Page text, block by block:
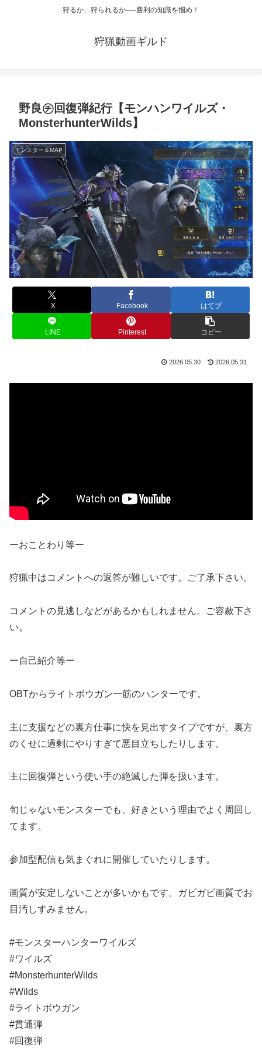
狩るか、狩られるか──勝利の知識を掴め！
狩猟動画ギルド
野良㋠回復弾紀行【モンハンワイルズ・
MonsterhunterWilds】
モンスター＆MAP
X Facebook はてブ
LINE Pinterest コピー
2026.05.30 2026.05.31
ーおことわり等ー
狩猟中はコメントへの返答が難しいです。ご了承下さい。
コメントの見逃しなどがあるかもしれません。ご容赦下さ
い。
ー自己紹介等ー
OBTからライトボウガン一筋のハンターです。
主に支援などの裏方仕事に快を見出すタイプですが、裏方
のくせに過剰にやりすぎて悪目立ちしたりします。
主に回復弾という使い手の絶滅した弾を扱います。
旬じゃないモンスターでも、好きという理由でよく周回し
てます。
参加型配信も気まぐれに開催していたりします。
画質が安定しないことが多いかもです。ガビガビ画質でお
目汚しすみません。
#モンスターハンターワイルズ
#ワイルズ
#MonsterhunterWilds
#Wilds
#ライトボウガン
#貫通弾
#回復弾